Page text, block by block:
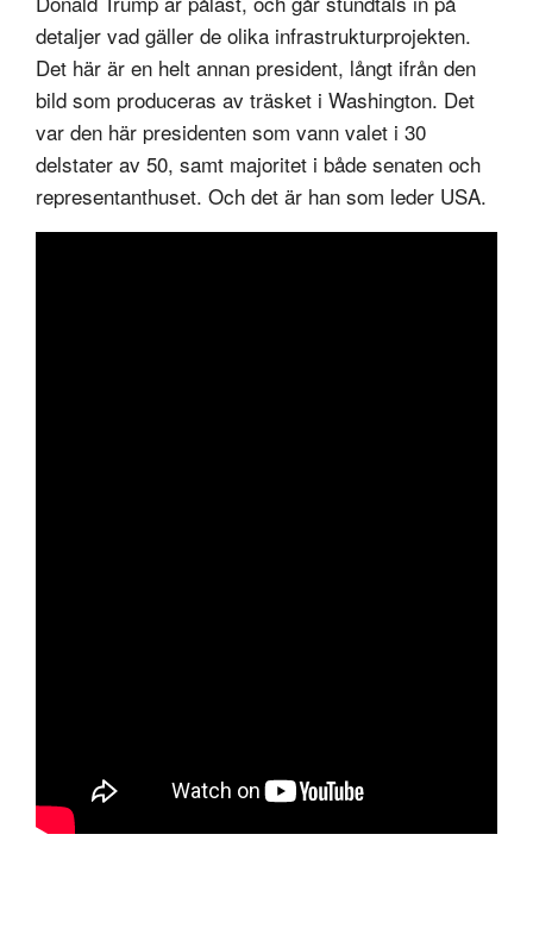
detaljer vad gäller de olika infrastrukturprojekten.
Det här är en helt annan president, långt ifrån den
bild som produceras av träsket i Washington. Det
var den här presidenten som vann valet i 30
delstater av 50, samt majoritet i både senaten och
representanthuset. Och det är han som leder USA.